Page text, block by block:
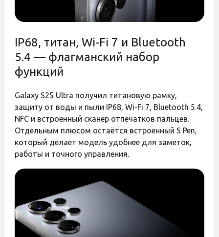
Полиуретановая пленка
Samsung Galaxy S25 Ultra
S938 Матовая
Есть в наличии
350 грн
Полиуретановая пленка
Samsung Galaxy S25 Ultra
S938 Глянцевая
Есть в наличии
Код: 40390
Оставить отзыв
Полиуретановая пленка
Код:
Оставить отзыв
IP68, титан, Wi-Fi 7 и Bluetooth
5.4 — флагманский набор
функций
Galaxy S25 Ultra получил титановую рамку,
защиту от воды и пыли IP68, Wi-Fi 7, Bluetooth 5.4,
NFC и встроенный сканер отпечатков пальцев.
Отдельным плюсом остаётся встроенный S Pen,
который делает модель удобнее для заметок,
работы и точного управления.